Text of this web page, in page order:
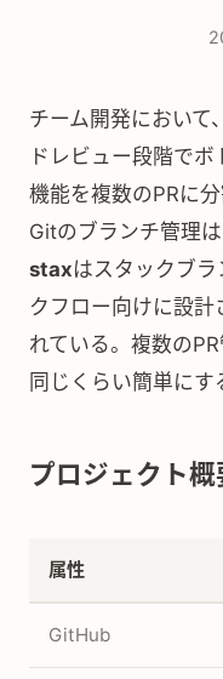
チーム開発において
ドレビュー段階で
機能を複数のPRに
Gitのブランチ管理
staxはスタックブ
クフロー向けに設
れている。複数の
同じくらい簡単にす
プロジェクト概
属性
GitHub